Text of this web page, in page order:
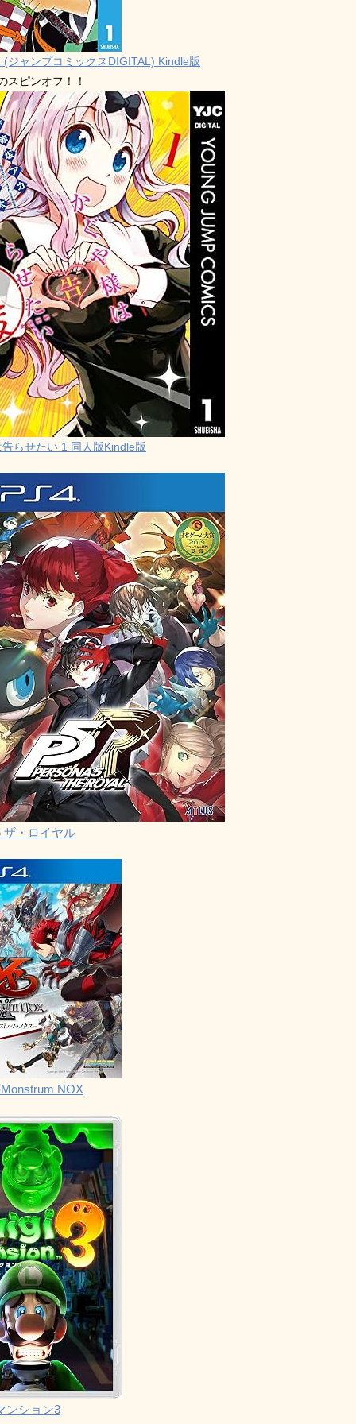
(ジャンプコミックスDIGITAL) Kindle版
スピンオフ！！
らせたい 1 同人版Kindle版
ザ・ロイヤル
NOX
ンション3